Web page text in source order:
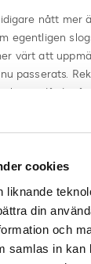
cookies
liknande
din
och
samlas in kan
nått mer
egentligen
värt att
passerats.
då det
vi många
säger Ola
Svensk Elitfotboll.
Bildbyrån